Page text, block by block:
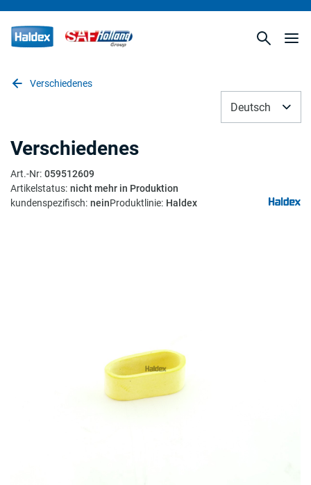
Verschiedenes
Deutsch
Verschiedenes
Art.-Nr: 059512609
Artikelstatus: nicht mehr in Produktion
kundenspezifisch: neinProduktlinie: Haldex